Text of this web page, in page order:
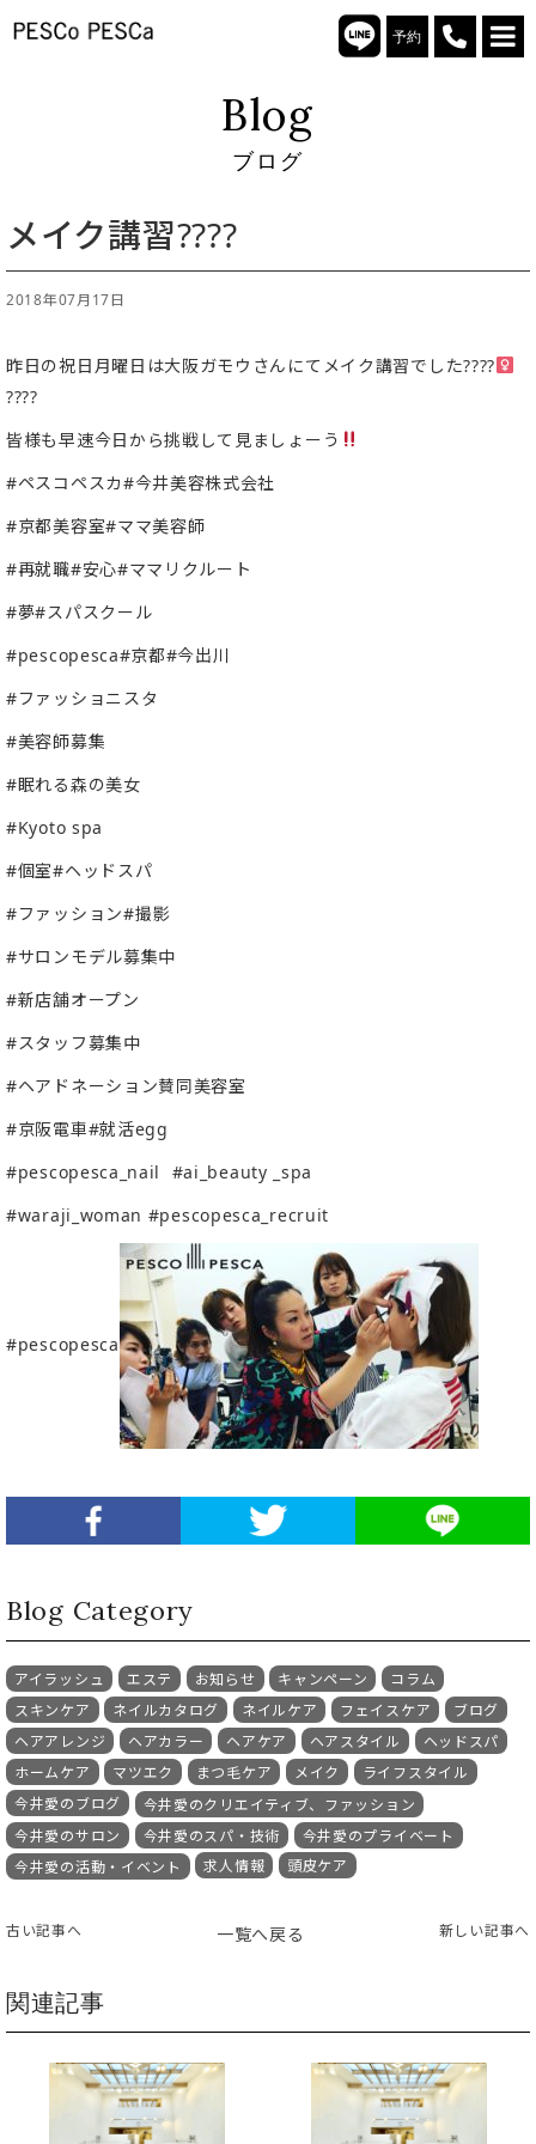
予約
Blog
ブログ
メイク講習????
2018年07月17日
昨日の祝日月曜日は大阪ガモウさんにてメイク講習でした????‍
????
皆様も早速今日から挑戦して見ましょーう
#ペスコペスカ#今井美容株式会社
#京都美容室#ママ美容師
#再就職#安心#ママリクルート
#夢#スパスクール
#pescopesca#京都#今出川
#ファッショニスタ
#美容師募集
#眠れる森の美女
#Kyoto spa
#個室#ヘッドスパ
#ファッション#撮影
#サロンモデル募集中
#新店舗オープン
#スタッフ募集中
#ヘアドネーション賛同美容室
#京阪電車#就活egg
#pescopesca_nail
#ai_beauty _spa
#waraji_woman #pescopesca_recruit
#pescopesca
Blog Category
アイラッシュ エステ お知らせ キャンペーン
コラム
スキンケア
ネイルカタログ ネイルケア フェイスケア
ブログ
ヘアアレンジ
ヘアカラー ヘアケア ヘアスタイル
ヘッドスパ
ホームケア
マツエク まつ毛ケア メイク
ライフスタイル
今井愛のブログ
今井愛のクリエイティブ、ファッション
今井愛のサロン
今井愛のスパ・技術
今井愛のプライベート
今井愛の活動・イベント
求人情報 頭皮ケア
古い記事へ 一覧へ戻る 新しい記事へ
関連記事